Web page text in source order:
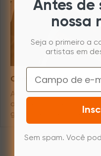
Combinação de
A cor é a alma do
apresentam tecnologia
gama de cores que
uma variedade de
designers alcancem
precisa. Seja a paleta
Antes de
nossa
Seja o primeiro a
artistas em
Email
Sem spam. Você